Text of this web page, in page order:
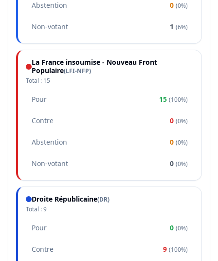
Abstention 0 (0%)
Non-votant 1 (6%)
La France insoumise - Nouveau Front
Populaire(LFI-NFP)
Total : 15
Pour 15 (100%)
Contre 0 (0%)
Abstention 0 (0%)
Non-votant 0 (0%)
Droite Républicaine(DR)
Total :9
Pour 0 (0%)
Contre 9 (100%)